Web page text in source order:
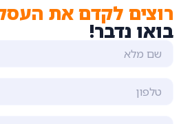
רוצים לקדם את
בואו נדבר!